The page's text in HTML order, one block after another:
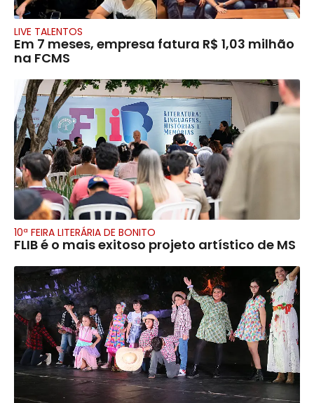
LIVE TALENTOS
Em 7 meses, empresa fatura R$ 1,03 milhão
na FCMS
10ª FEIRA LITERÁRIA DE BONITO
FLIB é o mais exitoso projeto artístico de MS